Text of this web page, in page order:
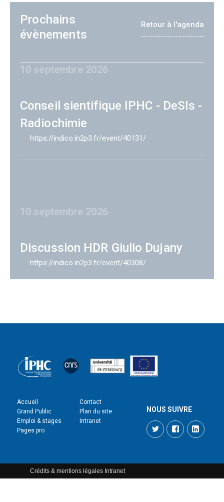
Prochains
évènements
Retour à l'agenda
10 septembre 2026
Conseil sientifique IPHC - DeSIs -
Radiochimie
https://indico.in2p3.fr/event/40131/
10 septembre 2026
Discussion HDR Giulio Dujany
https://indico.in2p3.fr/event/40308/
Accueil
Grand Public
Emploi & stages
Pages pro
Contact
Plan du site
Intranet
NOUS SUIVRE
TwitterFacebook
Crédits & mentions légales Intranet